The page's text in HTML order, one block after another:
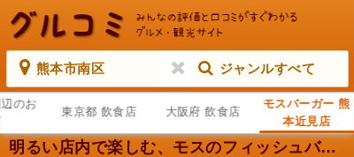
熊本市南区 ジャンルすべて
のお
東京都 飲食店 大阪府 飲食店
モスバーガー 熊
本近見店
明るい店内で楽しむ、モスのフィッシュバーガー。